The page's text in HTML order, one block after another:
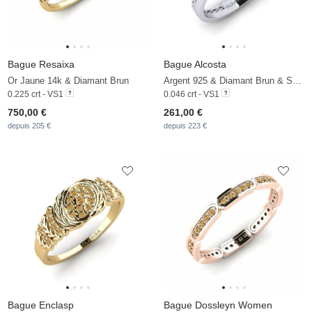
Bague Resaixa
Or Jaune 14k & Diamant Brun
0.225 crt - VS1
750,00 €
depuis 205 €
Bague Alcosta
0.046 crt - VS1
261,00 €
depuis 223 €
Bague Enclasp Bague Dossleyn Women